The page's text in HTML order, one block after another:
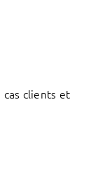
clients et